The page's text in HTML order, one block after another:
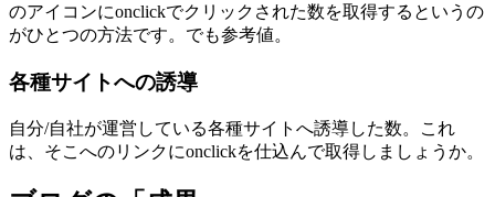
のアイコンにonclickでクリックされた数を取得するというの
がひとつの方法です。でも参考値。
各種サイトへの誘導
自分/自社が運営している各種サイトへ誘導した数。これ
は、そこへのリンクにonclickを仕込んで取得しましょうか。